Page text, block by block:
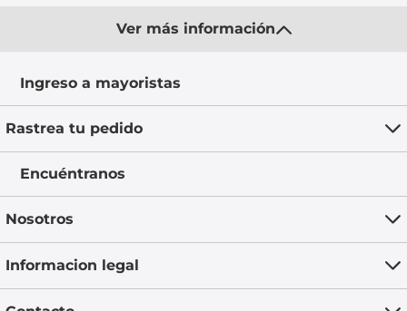
Ver más información
Ingreso a mayoristas
Rastrea tu pedido
Encuéntranos
Nosotros
Informacion legal